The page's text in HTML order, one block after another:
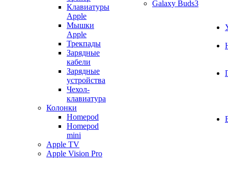
Клавиатуры
Apple
Мышки
Apple
Трекпады
Зарядные
кабели
Зарядные
устройства
Чехол-
клавиатура
Колонки
Homepod
Homepod
mini
Apple TV
Apple Vision Pro
Galaxy Buds3